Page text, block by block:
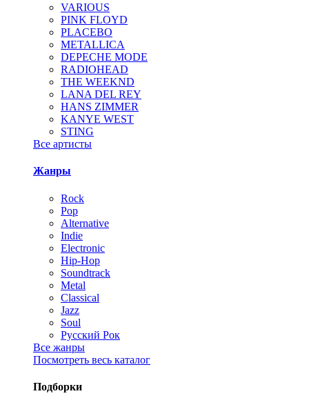
VARIOUS
PINK FLOYD
PLACEBO
METALLICA
DEPECHE MODE
RADIOHEAD
THE WEEKND
LANA DEL REY
HANS ZIMMER
KANYE WEST
STING
Все артисты
Жанры
Rock
Pop
Alternative
Indie
Electronic
Hip-Hop
Soundtrack
Metal
Classical
Jazz
Soul
Русский Рок
Все жанры
Посмотреть весь каталог
Подборки